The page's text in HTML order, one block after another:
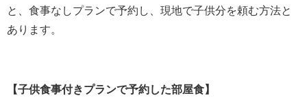
と、食事なしプランで予約し、現地で子供分を頼む方法と
あります。
【子供食事付きプランで予約した部屋食】